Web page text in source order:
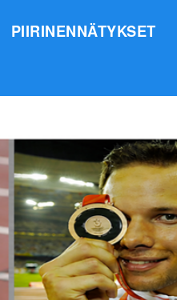
PIIRINENNÄTYKSET